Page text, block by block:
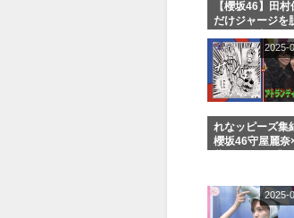
【櫻坂46】田村
だけジャージを
れなッピーズ集
櫻坂46守屋麗奈
ジオ出演決定
2025-
2025-